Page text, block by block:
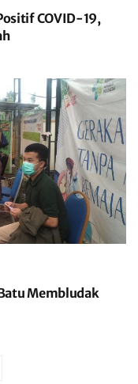
COVID-19,
Membludak